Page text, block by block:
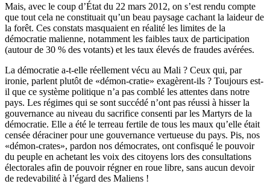
Mais, avec le coup d’État du 22 mars 2012, on s’est rendu compte
que tout cela ne constituait qu’un beau paysage cachant la laideur de
la forêt. Ces constats masquaient en réalité les limites de la
démocratie malienne, notamment les faibles taux de participation
(autour de 30 % des votants) et les taux élevés de fraudes avérées.
La démocratie a-t-elle réellement vécu au Mali ? Ceux qui, par
ironie, parlent plutôt de «démon-cratie» exagèrent-ils ? Toujours est-
il que ce système politique n’a pas comblé les attentes dans notre
pays. Les régimes qui se sont succédé n’ont pas réussi à hisser la
gouvernance au niveau du sacrifice consenti par les Martyrs de la
démocratie. Elle a été le terreau fertile de tous les maux qu’elle était
censée déraciner pour une gouvernance vertueuse du pays. Pis, nos
«démon-crates», pardon nos démocrates, ont confisqué le pouvoir
du peuple en achetant les voix des citoyens lors des consultations
électorales afin de pouvoir régner en roue libre, sans aucun devoir
de redevabilité à l’égard des Maliens !